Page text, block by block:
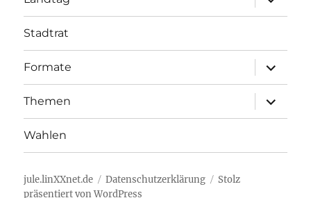
öffnen
Stadtrat
Formate
öffnen
Themen
öffnen
Wahlen
jule.linXXnet.de Datenschutzerklärung
Stolz
präsentiert von WordPress